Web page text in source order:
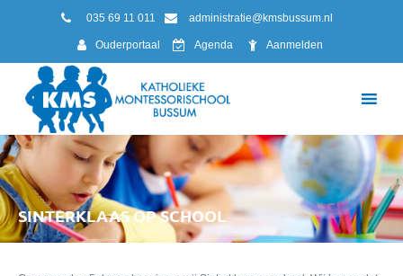
035 69 11 011 administratie@kmsbussum.nl
Ouderportaal Agenda Aanmelden
SINTERKLAAS OP SCHOOL